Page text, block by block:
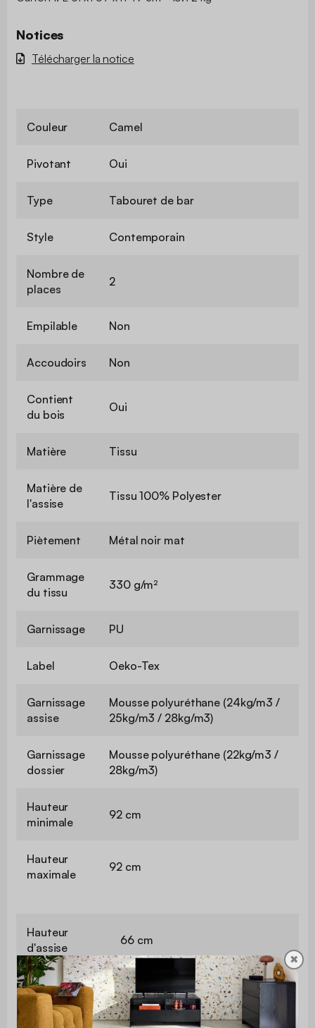
Notices
Télécharger la notice
Couleur Camel
Pivotant Oui
Type Tabouret de bar
Style Contemporain
Nombre de
places
2
Empilable Non
Accoudoirs Non
Contient
du bois
Oui
Matière Tissu
Matière de
l'assise
Tissu 100% Polyester
Piètement Métal noir mat
Grammage
du tissu
330 g/m²
Garnissage PU
Label Oeko-Tex
Garnissage
assise
Mousse polyuréthane (24kg/m3 /
25kg/m3 / 28kg/m3)
Garnissage
dossier
Mousse polyuréthane (22kg/m3 /
28kg/m3)
Hauteur
minimale
92 cm
Hauteur
maximale
92 cm
Hauteur
d'assise
66 cm
Profondeur
d'assise
42 cm
✖